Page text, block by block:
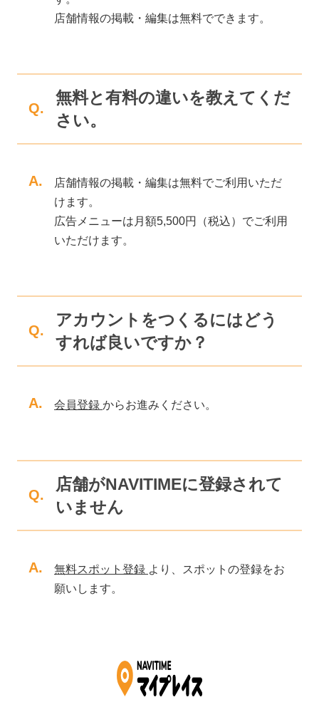
店舗情報の掲載・編集は無料でできます。
Q.
無料と有料の違いを教えてくだ
さい。
A.
店舗情報の掲載・編集は無料でご利用いただ
けます。
広告メニューは月額5,500円（税込）でご利用
いただけます。
Q.
アカウントをつくるにはどう
すれば良いですか？
A. 会員登録 からお進みください。
Q.
店舗がNAVITIMEに登録されて
いません
A. 無料スポット登録 より、スポットの登録をお
願いします。